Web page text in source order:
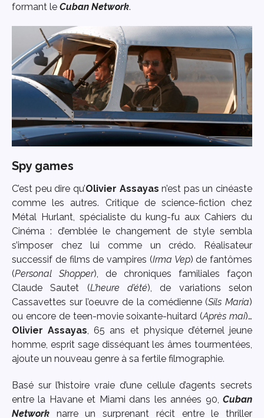
formant le Cuban Network.
Spy games
C’est peu dire qu’Olivier Assayas n’est pas un cinéaste
comme les autres. Critique de science-fiction chez
Métal Hurlant, spécialiste du kung-fu aux Cahiers du
Cinéma : d’emblée le changement de style sembla
s’imposer chez lui comme un crédo. Réalisateur
successif de films de vampires (Irma Vep) de fantômes
(Personal Shopper), de chroniques familiales façon
Claude Sautet (L’heure d’été), de variations selon
Cassavettes sur l’oeuvre de la comédienne (Sils Maria)
ou encore de teen-movie soixante-huitard (Après mai)…
Olivier Assayas, 65 ans et physique d’éternel jeune
homme, esprit sage disséquant les âmes tourmentées,
ajoute un nouveau genre à sa fertile filmographie.
Basé sur l’histoire vraie d’une cellule d’agents secrets
entre la Havane et Miami dans les années 90, Cuban
Network
narre un surprenant récit entre le thriller